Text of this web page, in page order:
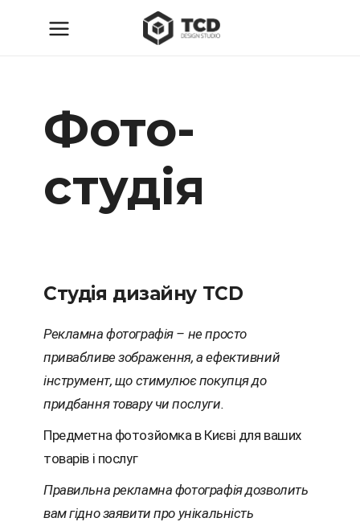
Фото-
студія
Студія дизайну TCD
Рекламна фотографія – не просто
привабливе зображення, а ефективний
інструмент, що стимулює покупця до
придбання товару чи послуги.
Предметна фотозйомка в Києві для ваших
товарів і послуг
Правильна рекламна фотографія дозволить
вам гідно заявити про унікальність